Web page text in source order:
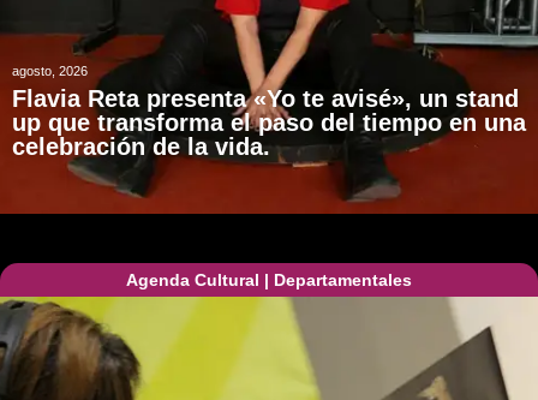
agosto, 2026
Flavia Reta presenta «Yo te avisé», un stand
up que transforma el paso del tiempo en una
celebración de la vida.
Agenda Cultural | Departamentales